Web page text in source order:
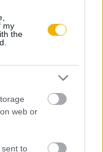
my
the
web or
to
s a mieinkért."